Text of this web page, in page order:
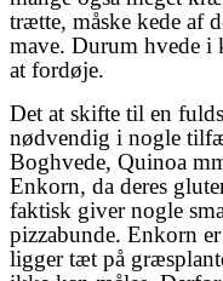
trætte, måske kede af
mave. Durum hvede i
at fordøje.
Det at skifte til en
nødvendig i nogle
Boghvede, Quinoa
Enkorn, da deres
faktisk giver nogle
pizzabunde. Enkorn
ligger tæt på